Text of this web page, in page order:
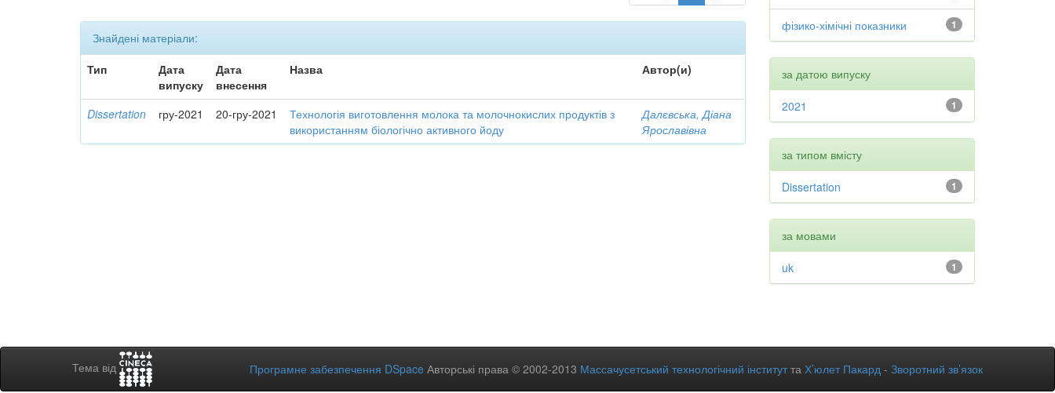
Знайдені матеріали:
Тип
Дата
випуску
Дата
внесення
Назва Автор(и)
Dissertation гру-2021 20-гру-2021
Технологія виготовлення молока та молочнокислих продуктів з
використанням біологічно активного йоду
Далєвська, Діана
Ярославівна
1
фізико-хімічні показники
за датою випуску
1
2021
за типом вмісту
1
Dissertation
за мовами
1
uk
Тема від Програмне забезпечення DSpace Авторські права © 2002-2013 Массачусетський технологічний інститутта Х’юлет Пакард - Зворотний зв’язок